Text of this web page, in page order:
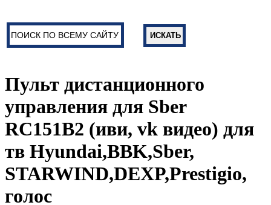
Пульт дистанционного
управления для Sber
RC151B2 (иви, vk видео) для
тв Hyundai,BBK,Sber,
STARWIND,DEXP,Prestigio,
голос